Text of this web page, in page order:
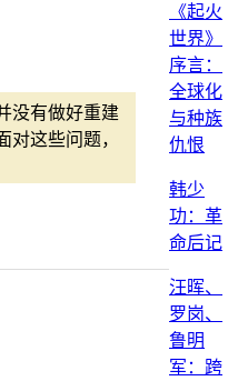
没有做好重建
这些问题，
《起火
世界》
序言：
全球化
与种族
仇恨
韩少
功：革
命后记
汪晖、
罗岗、
鲁明
军：跨